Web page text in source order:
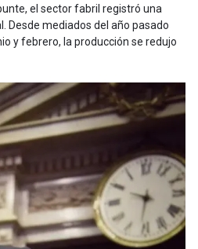
el sector fabril registró una
Desde mediados del año pasado
y febrero, la producción se redujo